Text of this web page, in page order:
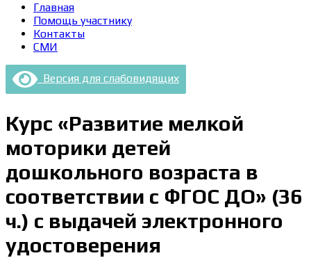
Главная
Помощь участнику
Контакты
СМИ
Версия для слабовидящих
Курс «Развитие мелкой
моторики детей
дошкольного возраста в
соответствии с ФГОС ДО» (36
ч.) с выдачей электронного
удостоверения